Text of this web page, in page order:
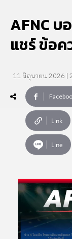
AFNC บ
แชร์ ข้อ
11 มิถุนายน 2026 |
Link
Line